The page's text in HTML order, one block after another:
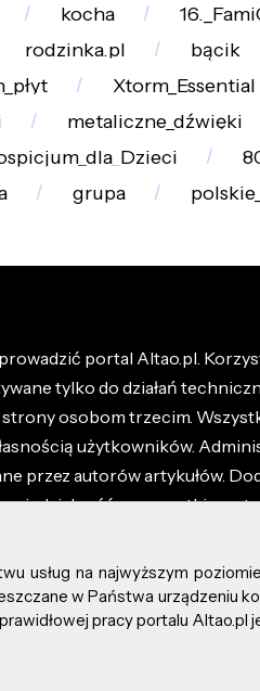
kocha
rodzinka.pl
bącik
Xtorm_Essential
metaliczne_dźwięki
grupa
portal Altao.pl.
tylko do działań
osobom trzecim.
użytkowników.
przez autorów artykułów.
za wszystkie
usług na najwyższym
w Państwa urządzeniu
pracy portalu Altao.pl